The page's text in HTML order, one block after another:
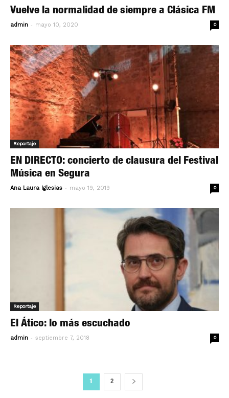
Vuelve la normalidad de siempre a Clásica FM
admin - mayo 10, 2020 0
Reportaje
EN DIRECTO: concierto de clausura del Festival
Música en Segura
Ana Laura Iglesias - mayo 19, 2019 0
Reportaje
El Ático: lo más escuchado
admin - septiembre 7, 2018 0
1 2